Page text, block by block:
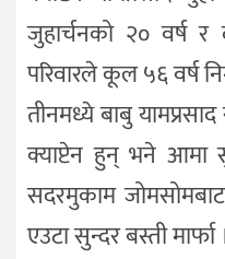
जुहार्चनको २० वर्ष र
परिवारले कूल ५६ वर्ष
तीनमध्ये बाबु
क्याप्टेन हुन् भने आमा
सदरमुकाम
एउटा सुन्दर बस्ती मार्फा